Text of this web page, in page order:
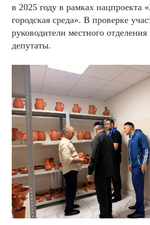
в 2025 году в рамках нацпроекта
городская среда». В проверке
руководители местного
депутаты.